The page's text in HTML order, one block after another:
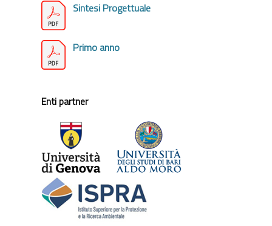
Sintesi Progettuale
Primo anno
Enti partner